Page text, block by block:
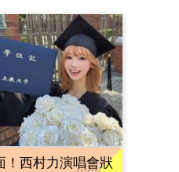
！西村力演唱會狀